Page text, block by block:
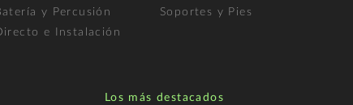
y Percusión
e Instalación
Soportes y Pies
Los más destacados